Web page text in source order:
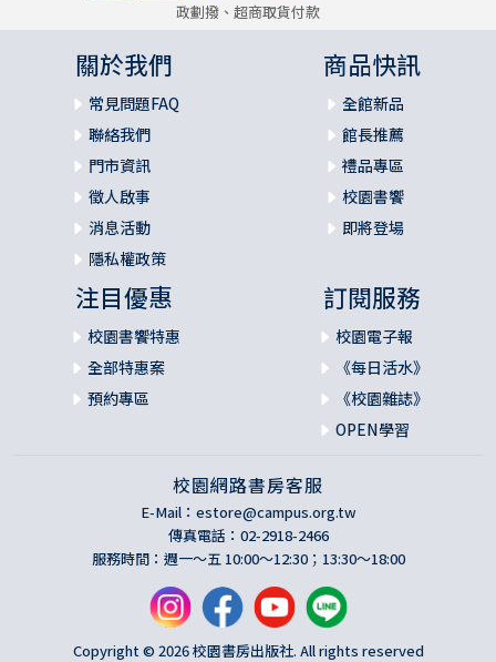
政劃撥、超商取貨付款
關於我們
常見問題FAQ
聯絡我們
門市資訊
徵人啟事
消息活動
隱私權政策
商品快訊
全館新品
館長推薦
禮品專區
校園書饗
即將登場
注目優惠
校園書饗特惠
全部特惠案
預約專區
訂閱服務
校園電子報
《每日活水》
《校園雜誌》
OPEN學習
校園網路書房客服
E-Mail： estore@campus.org.tw
傳真電話：02-2918-2466
服務時間：週一～五 10:00～12:30；13:30～18:00
Copyright © 2026 校園書房出版社. All rights reserved